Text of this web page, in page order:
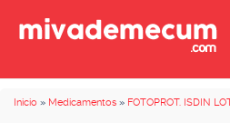
Inicio » Medicamentos » FOTOPROT. ISDIN